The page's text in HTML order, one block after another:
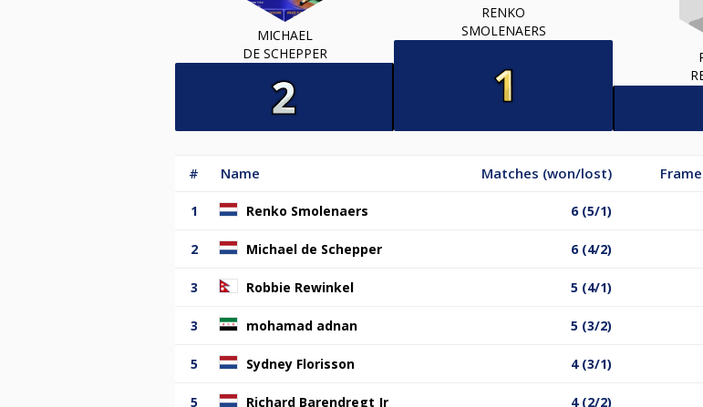
MICHAEL
DE SCHEPPER
RENKO
SMOLENAERS
# Name Matches (won/lost)
1 Renko Smolenaers 6 (5/1)
2 Michael de Schepper 6 (4/2)
3 Robbie Rewinkel 5 (4/1)
3 mohamad adnan 5 (3/2)
5 Sydney Florisson 4 (3/1)
5 Richard Barendregt Jr 4 (2/2)